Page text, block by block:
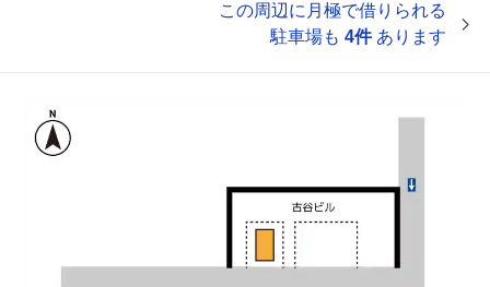
この周辺に月極で借りられる
駐車場も 4件あります